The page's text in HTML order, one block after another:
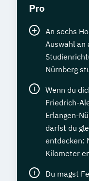
Pro
An sechs
Auswahl an
Nürnberg
Wenn du
Friedrich-
Erlangen-
darfst du
entdecken:
Kilometer
Du magst